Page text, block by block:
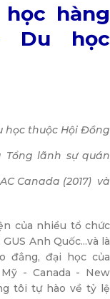
hàng
Du học
học thuộc Hội Đồng
Tổng lãnh sự quán
Canada (2017) và
của nhiều tổ chức
Anh Quốc...và là
đẳng, đại học của
- Canada - New
tôi tự hào về tỷ lệ